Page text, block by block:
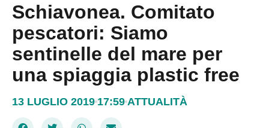
Schiavonea. Comitato
pescatori: Siamo
sentinelle del mare per
una spiaggia plastic free
13 LUGLIO 2019 17:59 ATTUALITÀ